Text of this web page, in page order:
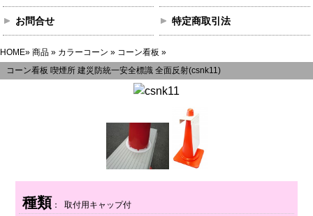
お問合せ 特定商取引法
HOME» 商品 » カラーコーン » コーン看板 »
コーン看板 喫煙所 建災防統一安全標識 全面反射(csnk11)
種類 ： 取付用キャップ付